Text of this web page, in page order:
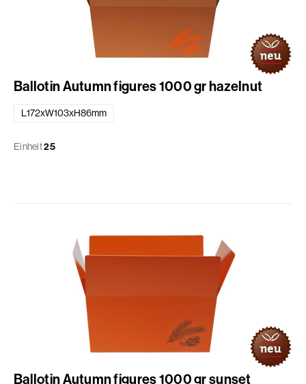
Ballotin Autumn figures 1000 gr hazelnut
L172xW103xH86mm
Einheit25
Ballotin Autumn figures 1000 gr sunset